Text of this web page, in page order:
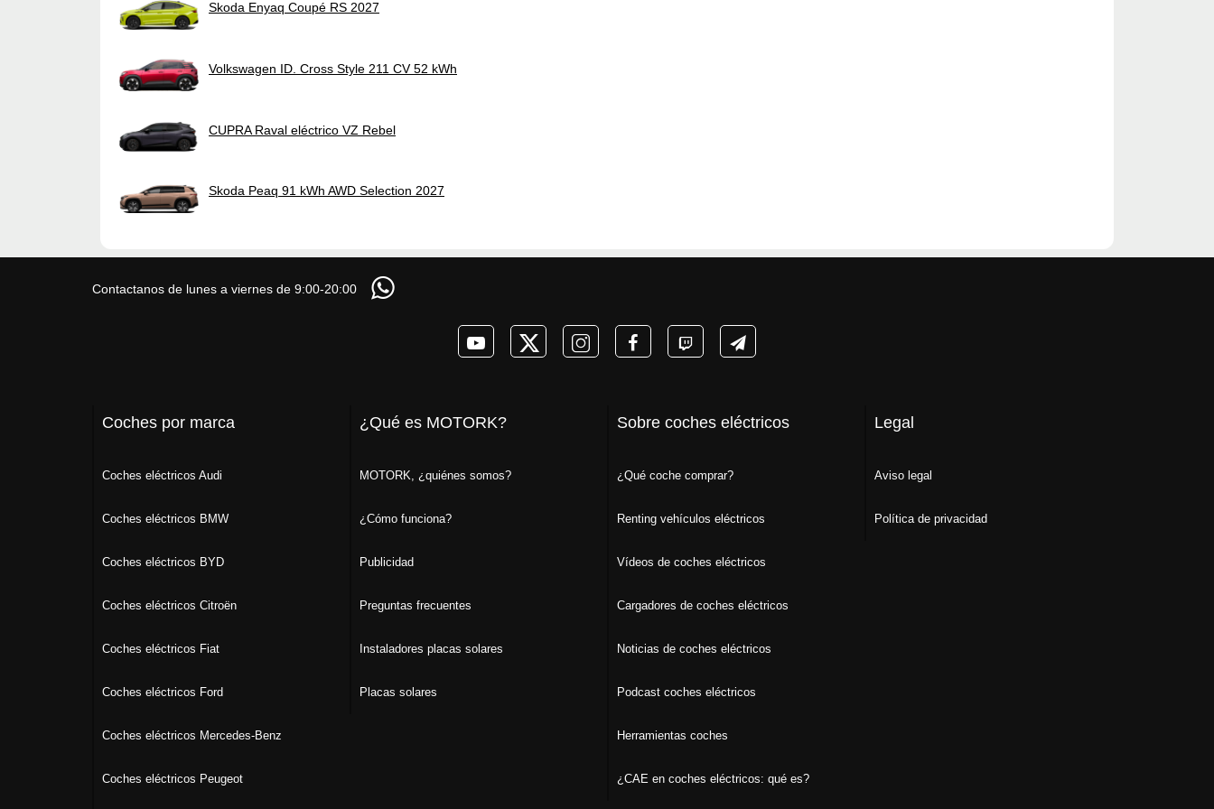
Skoda Enyaq Coupé RS 2027
Volkswagen ID. Cross Style 211 CV 52 kWh
CUPRA Raval eléctrico VZ Rebel
Skoda Peaq 91 kWh AWD Selection 2027
Contactanos de lunes a viernes de 9:00-20:00
Coches por marca
Coches eléctricos Audi
Coches eléctricos BMW
Coches eléctricos BYD
Coches eléctricos Citroën
Coches eléctricos Fiat
Coches eléctricos Ford
Coches eléctricos Mercedes-Benz
Coches eléctricos Peugeot
¿Qué es MOTORK?
MOTORK, ¿quiénes somos?
¿Cómo funciona?
Publicidad
Preguntas frecuentes
Instaladores placas solares
Placas solares
Sobre coches eléctricos
¿Qué coche comprar?
Renting vehículos eléctricos
Vídeos de coches eléctricos
Cargadores de coches eléctricos
Noticias de coches eléctricos
Podcast coches eléctricos
Herramientas coches
¿CAE en coches eléctricos: qué es?
Legal
Aviso legal
Política de privacidad